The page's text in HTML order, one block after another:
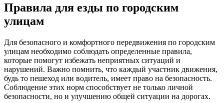
Правила для езды по городским
улицам
Для безопасного и комфортного передвижения по городским
улицам необходимо соблюдать определенные правила,
которые помогут избежать неприятных ситуаций и
нарушений. Важно помнить, что каждый участник движения,
будь то пешеход или водитель, имеет право на безопасность.
Соблюдение этих норм способствует не только личной
безопасности, но и улучшению общей ситуации на дорогах.